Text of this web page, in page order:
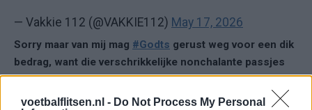
voetbalflitsen.nl - Do Not Process My Personal
— Vakkie 112 (@VAKKIE112) May 17, 2026
Sorry maar van mij mag #Godts gerust weg voor een dik
bedrag, want die verschrikkelijke nonchalante passjes
of trucjes die allemaal mislukken wordt ik kots misselijk
van #heeaja